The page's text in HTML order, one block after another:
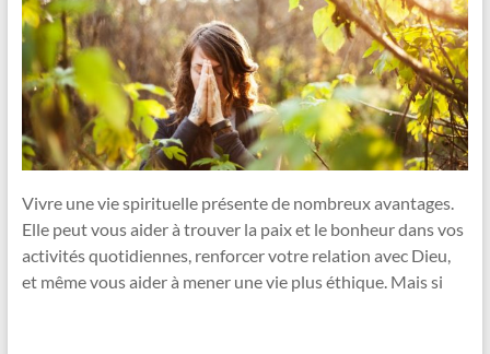
Vivre une vie spirituelle présente de nombreux avantages.
Elle peut vous aider à trouver la paix et le bonheur dans vos
activités quotidiennes, renforcer votre relation avec Dieu,
et même vous aider à mener une vie plus éthique. Mais si